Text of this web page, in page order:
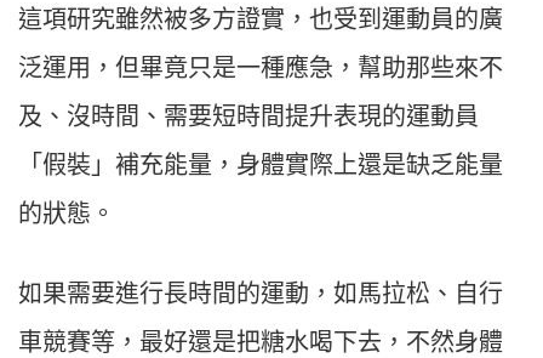
這項研究雖然被多方證實，也受到運動員的廣
泛運用，但畢竟只是一種應急，幫助那些來不
及、沒時間、需要短時間提升表現的運動員
「假裝」補充能量，身體實際上還是缺乏能量
的狀態。
如果需要進行長時間的運動，如馬拉松、自行
車競賽等，最好還是把糖水喝下去，不然身體